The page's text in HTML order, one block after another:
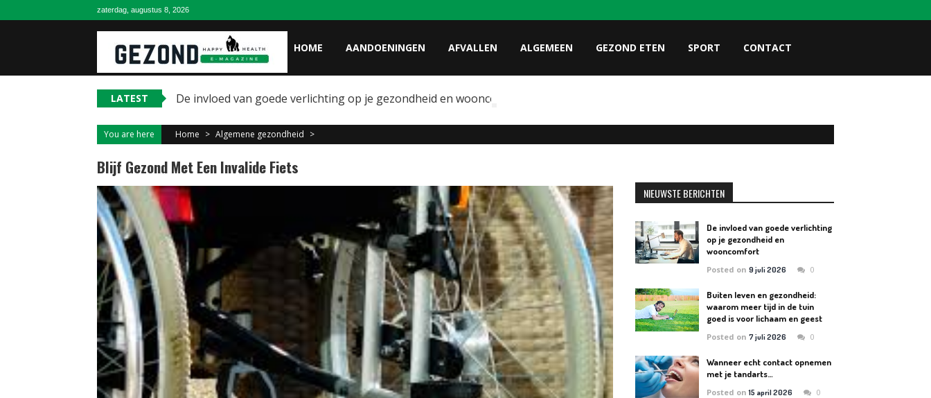
zaterdag, augustus 8, 2026
HOME AANDOENINGEN AFVALLEN ALGEMEEN GEZOND ETEN SPORT CONTACT
LATEST De invloed van goede verlichting op je gezondheid en wooncomfort
You are here Home > Algemene gezondheid >
Blijf Gezond Met Een Invalide Fiets
NIEUWSTE BERICHTEN
De invloed van goede verlichting
op je gezondheid en
wooncomfort
Posted on9 juli 2026 0
Buiten leven en gezondheid:
waarom meer tijd in de tuin
goed is voor lichaam en geest
Posted on7 juli 2026 0
Wanneer echt contact opnemen
met je tandarts…
Posted on15 april 2026 0